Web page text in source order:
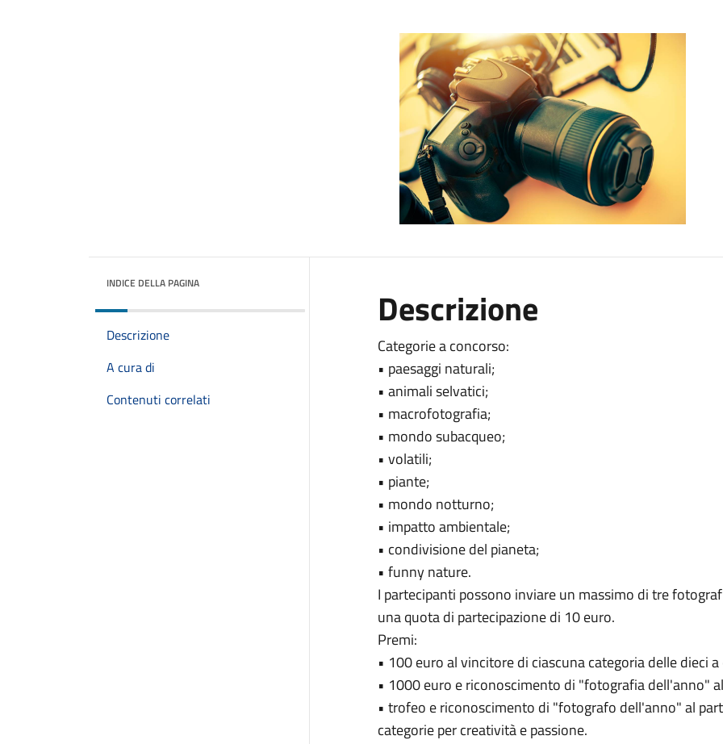
INDICE DELLA PAGINA
Descrizione
A cura di
Contenuti correlati
Descrizione
Categorie a concorso:
• paesaggi naturali;
• animali selvatici;
• macrofotografia;
• mondo subacqueo;
• volatili;
• piante;
• mondo notturno;
• impatto ambientale;
• condivisione del pianeta;
• funny nature.
I partecipanti possono inviare un massimo di tre
una quota di partecipazione di 10 euro.
Premi:
• 100 euro al vincitore di ciascuna categoria delle dieci
• 1000 euro e riconoscimento di "fotografia dell'anno"
• trofeo e riconoscimento di "fotografo dell'anno" al
categorie per creatività e passione.